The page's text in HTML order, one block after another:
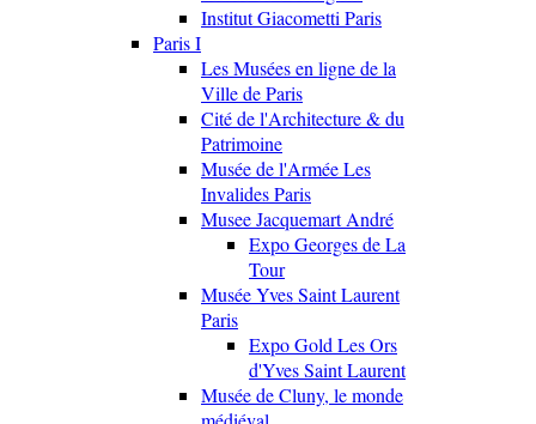
Institut Giacometti Paris
Paris I
Les Musées en ligne de la
Ville de Paris
Cité de l'Architecture & du
Patrimoine
Musée de l'Armée Les
Invalides Paris
Musee Jacquemart André
Expo Georges de La
Tour
Musée Yves Saint Laurent
Paris
Expo Gold Les Ors
d'Yves Saint Laurent
Musée de Cluny, le monde